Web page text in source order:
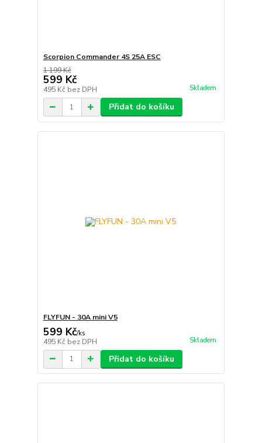
Scorpion Commander 4S 25A ESC
1 199 Kč
599 Kč
495 Kč bez DPH Skladem
Přidat do košíku
FLYFUN - 30A mini V5
599 Kč/ks
495 Kč bez DPH Skladem
Přidat do košíku